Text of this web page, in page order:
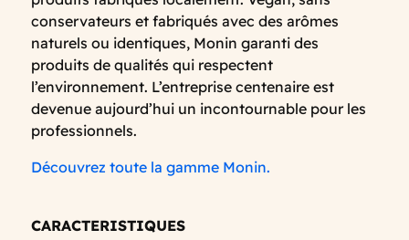
conservateurs et fabriqués avec des arômes
naturels ou identiques, Monin garanti des
produits de qualités qui respectent
l’environnement. L’entreprise centenaire est
devenue aujourd’hui un incontournable pour les
professionnels.
Découvrez toute la gamme Monin.
CARACTERISTIQUES